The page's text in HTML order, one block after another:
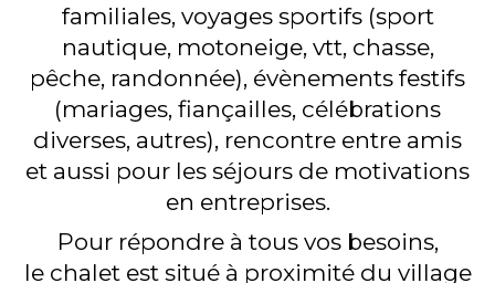
n
s
familiales, voyages sportifs (sport
nautique, motoneige, vtt, chasse,
pêche, randonnée), évènements festifs
(mariages, fiançailles, célébrations
diverses, autres), rencontre entre amis
et aussi pour les séjours de motivations
en entreprises.
Pour répondre à tous vos besoins,
le chalet est situé à proximité du village